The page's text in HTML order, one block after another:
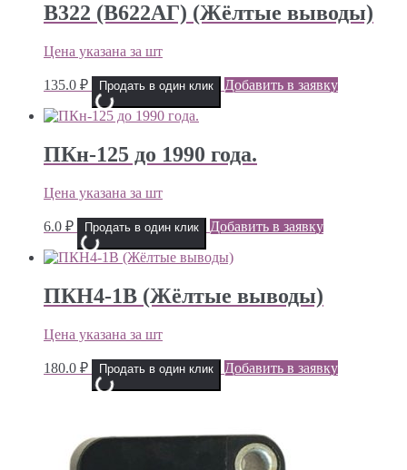
В322 (В622АГ) (Жёлтые выводы)
Цена указана за шт
135.0 ₽ Продать в один клик Добавить в заявку
ПКн-125 до 1990 года.
Цена указана за шт
6.0 ₽ Продать в один клик Добавить в заявку
ПКН4-1В (Жёлтые выводы)
Цена указана за шт
180.0 ₽ Продать в один клик Добавить в заявку